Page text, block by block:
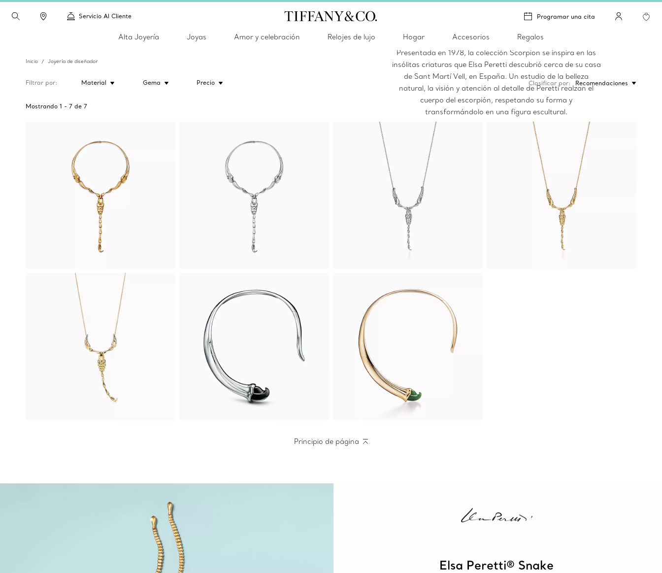
Servicio Al Cliente Programar una cita
Alta Joyería Joyas Amor y celebración Relojes de lujo Hogar Accesorios Regalos
Elsa Peretti® Scorpion
Presentada en 1978, la colección Scorpion se inspira en las
insólitas criaturas que Elsa Peretti descubrió cerca de su casa
de Sant Martí Vell, en España. Un estudio de la belleza
natural, la visión y atención al detalle de Peretti realzan el
cuerpo del escorpión, respetando su forma y
transformándolo en una figura escultural.
Inicio Joyería de diseñador
Filtrar por Material Gema Precio
Mostrando 1 - 7 de 7
Clasificar por Recomendaciones
Principio de página
Elsa Peretti® Snake